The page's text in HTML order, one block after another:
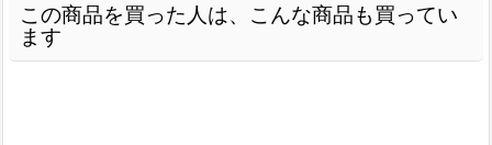
この商品を買った人は、こんな商品も買ってい
ます